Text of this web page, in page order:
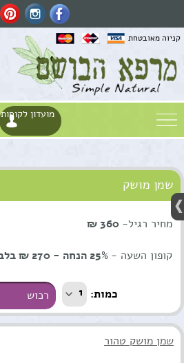
קניוה מאובטחת
מועדון לקוחות
שמן מושק
מחיר רגיל- 360 ₪
קופון השעה - 25% הנחה - 270 ₪ בלבד
כמות: 1
שמן מושק טהור